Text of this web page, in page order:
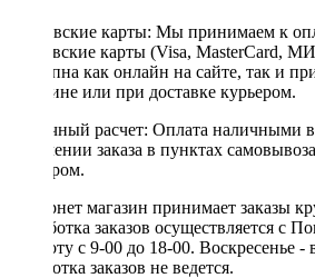
Банковские карты: Мы принимаем к
банковские карты (Visa, MasterCard,
доступна как онлайн на сайте, так и
магазине или при доставке курьером.
Наличный расчет: Оплата наличными
получении заказа в пунктах
курьером.
Интернет магазин принимает заказы
Обработка заказов осуществляется с
Субботу с 9-00 до 18-00. Воскресенье
обработка заказов не ведется.